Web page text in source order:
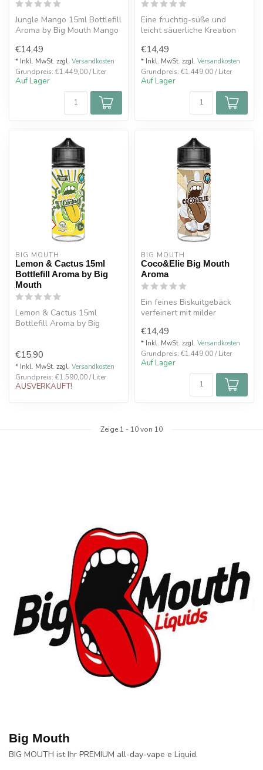
Jungle Mango 15ml Bottlefill
Aroma by Big Mouth Mango
€14,49
* Inkl. MwSt. zzgl. Versandkosten
Grundpreis: €1.449,00 / Liter
Auf Lager
Eine fruchtig-süße und
leicht säuerliche Kreation
Birn...
€14,49
* Inkl. MwSt. zzgl. Versandkosten
Grundpreis: €1.449,00 / Liter
Auf Lager
BIG MOUTH
Lemon & Cactus 15ml
Bottlefill Aroma by Big
Mouth
Lemon & Cactus 15ml
Bottlefill Aroma by Big
€15,90
* Inkl. MwSt. zzgl. Versandkosten
Grundpreis: €1.590,00 / Liter
AUSVERKAUFT!
BIG MOUTH
Coco&Elie Big Mouth
Aroma
Ein feines Biskuitgebäck
verfeinert mit milder
Schokol...
€14,49
* Inkl. MwSt. zzgl. Versandkosten
Grundpreis: €1.449,00 / Liter
Auf Lager
Zeige 1 - 10von 10
Big Mouth
BIG MOUTH ist Ihr PREMIUM all-day-vape e Liquid.